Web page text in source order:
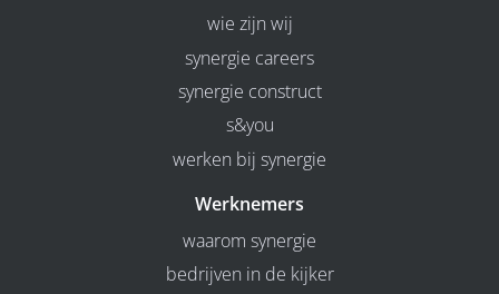
wie zijn wij
synergie careers
synergie construct
s&you
werken bij synergie
Werknemers
waarom synergie
bedrijven in de kijker